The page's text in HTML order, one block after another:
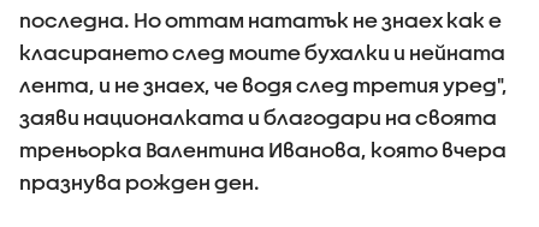
последна. Но оттам нататък не знаех как е
класирането след моите бухалки и нейната
лента, и не знаех, че водя след третия уред",
заяви националката и благодари на своята
треньорка Валентина Иванова, която вчера
празнува рожден ден.